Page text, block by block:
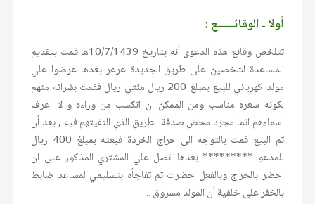
أولا ـ الوقائــــــع :
تتلخص وقائع هذه الدعوى أنه بتاريخ 10/7/1439هـ قمت بتقديم
المساعدة لشخصين على طريق الجديدة عرعر بعدها عرضوا علي
مولد كهربائي للبيع بمبلغ 200 ريال مئتي ريال فقمت بشرائه منهم
لكونه سعره مناسب ومن الممكن ان اتكسب من وراءه و لا اعرف
اسماءهم انما مجرد محض صدفة الطريق الذي التقيتهم فيه , بعد أن
تم البيع قمت بالتوجه الى حراج الخردة فبعته بمبلغ 400 ريال
للمدعو ********* بعدها اتصل علي المشتري المذكور على ان
احضر بالحراج وبالفعل حضرت ثم تفاجأه بتسليمي لمساعد ضابط
بالخفر على خلفية أن المولد مسروق ..